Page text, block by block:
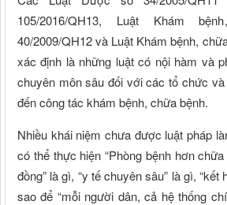
105/2016/QH13, Luật Khám
40/2009/QH12 và Luật Khám bệnh,
xác định là những luật có nội hàm và
chuyên môn sâu đối với các tổ chức
đến công tác khám bệnh, chữa bệnh.
Nhiều khái niệm chưa được luật pháp
có thể thực hiện “Phòng bệnh hơn chữa
đồng” là gì, “y tế chuyên sâu” là gì, “kết
sao để “mỗi người dân, cả hệ thống